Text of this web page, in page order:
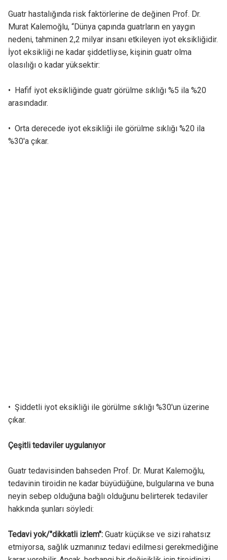
Guatr hastalığında risk faktörlerine de değinen Prof. Dr.
Murat Kalemoğlu, “Dünya çapında guatrların en yaygın
nedeni, tahminen 2,2 milyar insanı etkileyen iyot eksikliğidir.
İyot eksikliği ne kadar şiddetliyse, kişinin guatr olma
olasılığı o kadar yüksektir:
• Hafif iyot eksikliğinde guatr görülme sıklığı %5 ila %20
arasındadır.
• Orta derecede iyot eksikliği ile görülme sıklığı %20 ila
%30'a çıkar.
• Şiddetli iyot eksikliği ile görülme sıklığı %30'un üzerine
çıkar.
Çeşitli tedaviler uygulanıyor
Guatr tedavisinden bahseden Prof. Dr. Murat Kalemoğlu,
tedavinin tiroidin ne kadar büyüdüğüne, bulgularına ve buna
neyin sebep olduğuna bağlı olduğunu belirterek tedaviler
hakkında şunları söyledi:
Tedavi yok/"dikkatli izlem": Guatr küçükse ve sizi rahatsız
etmiyorsa, sağlık uzmanınız tedavi edilmesi gerekmediğine